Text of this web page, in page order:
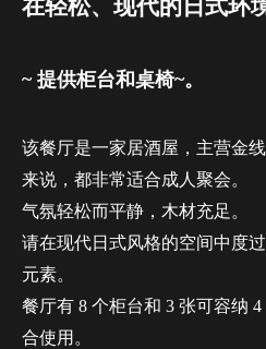
在轻松、现代的日式环
~ 提供柜台和桌椅~。
该餐厅是一家居酒屋，主营金
来说，都非常适合成人聚会。
气氛轻松而平静，木材充足。
请在现代日式风格的空间中度
元素。
餐厅有 8 个柜台和 3 张可容纳
合使用。